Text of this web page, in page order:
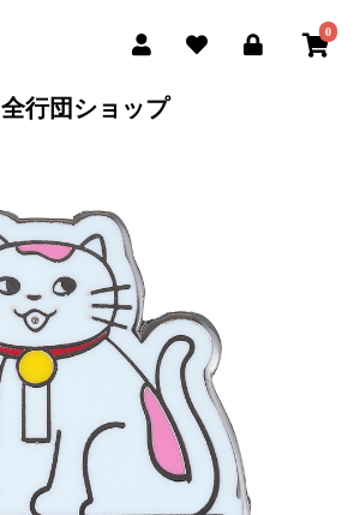
0
全行団ショップ